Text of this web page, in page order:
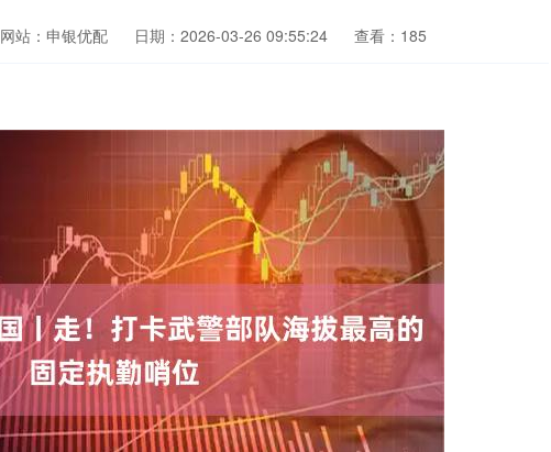
网站：申银优配 日期：2026-03-26 09:55:24 查看：185